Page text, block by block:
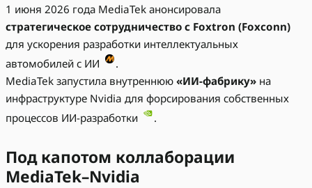
1 июня 2026 года MediaTek анонсировала
стратегическое сотрудничество с Foxtron (Foxconn)
для ускорения разработки интеллектуальных
автомобилей с ИИ
.
MediaTek запустила внутреннюю «ИИ-фабрику» на
инфраструктуре Nvidia для форсирования собственных
процессов ИИ-разработки
.
Под капотом коллаборации
MediaTek–Nvidia